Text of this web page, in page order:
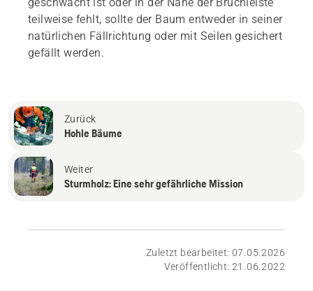
teilweise fehlt, sollte der Baum entweder in seiner
natürlichen Fällrichtung oder mit Seilen gesichert
gefällt werden.
Zurück
Hohle Bäume
Weiter
Sturmholz: Eine sehr gefährliche Mission
Zuletzt bearbeitet: 07.05.2026
Veröffentlicht: 21.06.2022